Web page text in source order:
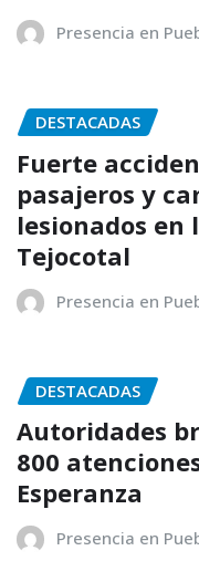
Presencia en
DESTACADAS
Fuerte
pasajeros y
lesionados en
Tejocotal
Presencia en
DESTACADAS
Autoridades
800
Esperanza
Presencia en